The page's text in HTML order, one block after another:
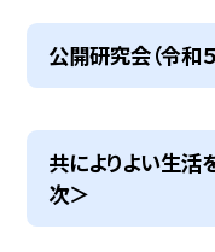
公開研究会（令和
共によりよい生
次＞